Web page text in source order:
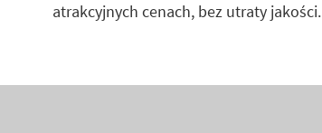
atrakcyjnych cenach, bez utraty jakości.